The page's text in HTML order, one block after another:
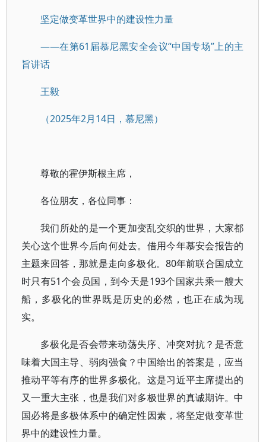
坚定做变革世界中的建设性力量
——在第61届慕尼黑安全会议“中国专场”上的主
旨讲话
王毅
（2025年2月14日，慕尼黑）
尊敬的霍伊斯根主席，
各位朋友，各位同事：
我们所处的是一个更加变乱交织的世界，大家都
关心这个世界今后向何处去。借用今年慕安会报告的
主题来回答，那就是走向多极化。80年前联合国成立
时只有51个会员国，到今天是193个国家共乘一艘大
船，多极化的世界既是历史的必然，也正在成为现
实。
多极化是否会带来动荡失序、冲突对抗？是否意
味着大国主导、弱肉强食？中国给出的答案是，应当
推动平等有序的世界多极化。这是习近平主席提出的
又一重大主张，也是我们对多极世界的真诚期许。中
国必将是多极体系中的确定性因素，将坚定做变革世
界中的建设性力量。